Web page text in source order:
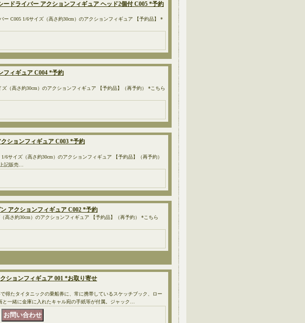
ドライバー アクションフィギュア ヘッド2個付 C005 *予約
ー C005 1/6サイズ（高さ約30cm）のアクションフィギュア 【予約品】 *
フィギュア C004 *予約
ズ（高さ約30cm）のアクションフィギュア 【予約品】（再予約） *こちら
ションフィギュア C003 *予約
6サイズ（高さ約30cm）のアクションフィギュア 【予約品】（再予約）
記販売…
アクションフィギュア C002 *予約
高さ約30cm）のアクションフィギュア 【予約品】（再予約） *こちら
ションフィギュア 001 *お取り寄せ
得たタイタニックの乗船券に、常に携帯しているスケッチブック、ロー
一緒に金庫に入れたキャル宛の手紙等が付属。ジャック…